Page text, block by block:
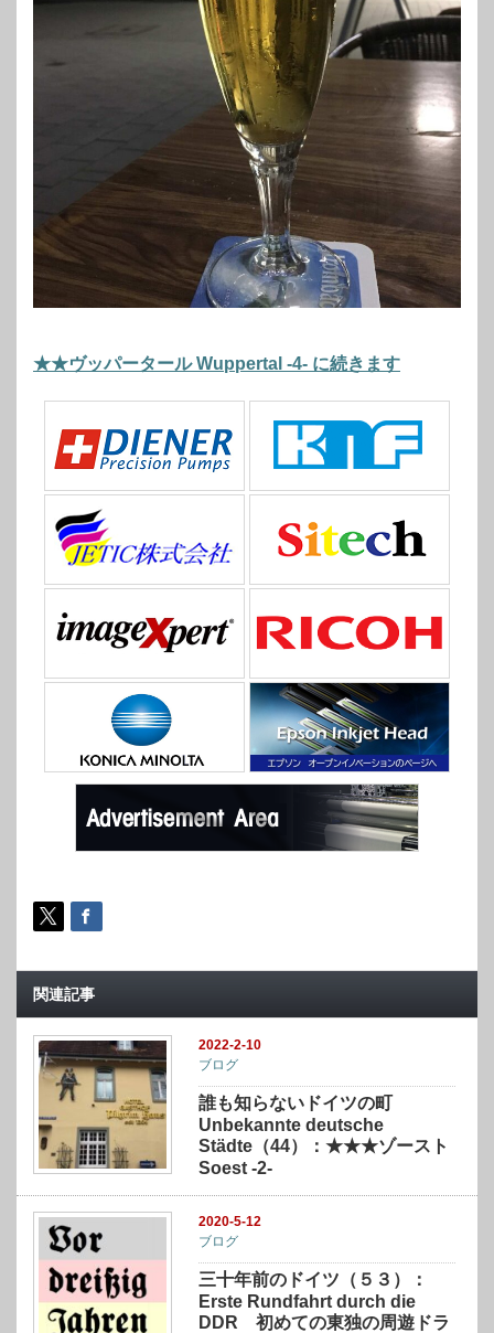
★★ヴッパータール Wuppertal -4- に続きます
関連記事
2022-2-10
ブログ
誰も知らないドイツの町
Unbekannte deutsche
Städte（44）：★★★ゾースト
Soest -2-
2020-5-12
ブログ
三十年前のドイツ（５３）：
Erste Rundfahrt durch die
DDR 初めての東独の周遊ドラ